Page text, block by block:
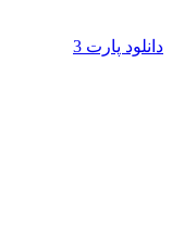
دانلود پارت 3